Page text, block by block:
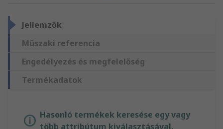
Jellemzők
Műszaki referencia
Engedélyezés és megfelelőség
Termékadatok
Hasonló termékek keresése egy vagy
több attribútum kiválasztásával.